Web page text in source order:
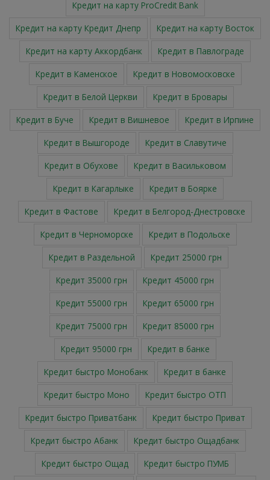
Кредит на карту ProCredit Bank
Кредит на карту Кредит Днепр
Кредит на карту Восток
Кредит на карту Аккордбанк
Кредит в Павлограде
Кредит в Каменское
Кредит в Новомосковске
Кредит в Белой Церкви
Кредит в Бровары
Кредит в Буче
Кредит в Вишневое
Кредит в Ирпине
Кредит в Вышгороде
Кредит в Славутиче
Кредит в Обухове
Кредит в Васильковом
Кредит в Кагарлыке
Кредит в Боярке
Кредит в Фастове
Кредит в Белгород-Днестровске
Кредит в Черноморске
Кредит в Подольске
Кредит в Раздельной
Кредит 25000 грн
Кредит 35000 грн
Кредит 45000 грн
Кредит 55000 грн
Кредит 65000 грн
Кредит 75000 грн
Кредит 85000 грн
Кредит 95000 грн
Кредит в банке
Кредит быстро Монобанк
Кредит в банке
Кредит быстро Моно
Кредит быстро ОТП
Кредит быстро Приватбанк
Кредит быстро Приват
Кредит быстро Абанк
Кредит быстро Ощадбанк
Кредит быстро Ощад
Кредит быстро ПУМБ